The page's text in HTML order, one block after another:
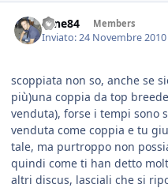
sane84 Members
Inviato:24 Novembre 2010
scoppiata non so, anche se
più)una coppia da top
venduta), forse i tempi sono
venduta come coppia e tu
tale, ma purtroppo non
quindi come ti han detto
altri discus, lasciali che si